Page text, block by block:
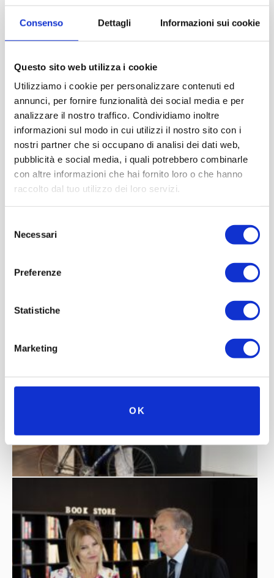
Consenso Dettagli Informazioni sui cookie
Questo sito web utilizza i cookie
Utilizziamo i cookie per personalizzare contenuti ed
annunci, per fornire funzionalità dei social media e per
analizzare il nostro traffico. Condividiamo inoltre
informazioni sul modo in cui utilizzi il nostro sito con i
nostri partner che si occupano di analisi dei dati web,
pubblicità e social media, i quali potrebbero combinarle
con altre informazioni che hai fornito loro o che hanno
raccolto dal tuo utilizzo dei loro servizi.
delNecessari
Preferenze
Statistiche
Marketing
OK
Instagram|Facebook|X|Linkedin Social
board@museonicolis
continuato. Chiuso il lunedì.
Link alleTariffeINTERO €14 | RIDOTTO € 12 | BAMBINI 6-
10 ANNI € 6 | 0-5 ANNI OMAGGIO